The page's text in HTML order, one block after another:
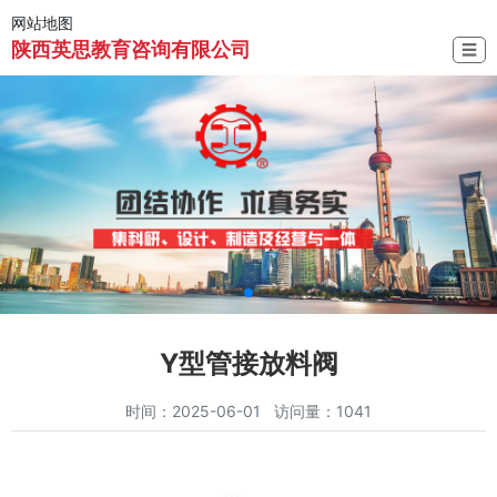
网站地图
陕西英思教育咨询有限公司 ☰
Y型管接放料阀
时间：2025-06-01 访问量：1041